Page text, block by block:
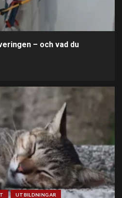
– och vad du
UTBILDNINGAR